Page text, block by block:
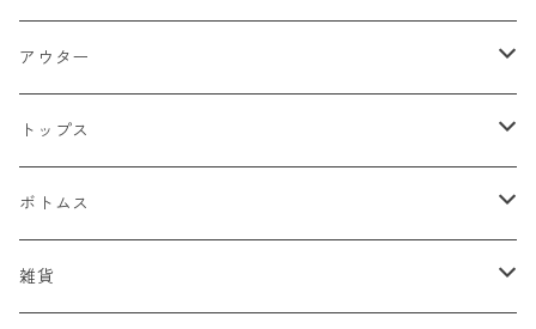
アウター
ジャケット
デニムジャケット
スタジャン
ベスト
トップス
Tシャツ
半袖Tシャツ
シャツ
ボトムス
デニム
雑貨